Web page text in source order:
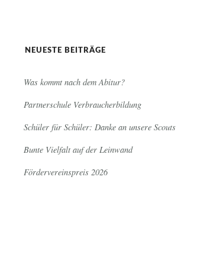
NEUESTE BEITRÄGE
Was kommt nach dem Abitur?
Partnerschule Verbraucherbildung
Schüler für Schüler: Danke an unsere Scouts
Bunte Vielfalt auf der Leinwand
Fördervereinspreis 2026